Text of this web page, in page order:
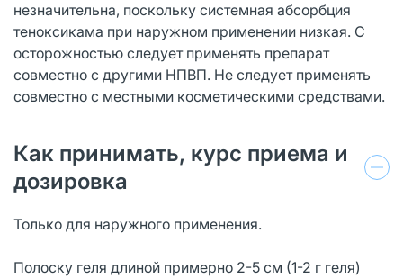
незначительна, поскольку системная абсорбция
теноксикама при наружном применении низкая. С
осторожностью следует применять препарат
совместно с другими НПВП. Не следует применять
совместно с местными косметическими средствами.
Как принимать, курс приема и
дозировка
Только для наружного применения.
Полоску геля длиной примерно 2-5 см (1-2 г геля)